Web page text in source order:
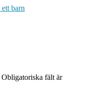
barn
Obligatoriska fält är